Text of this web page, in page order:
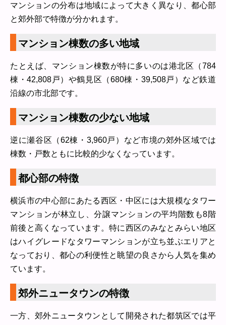
マンションの分布は地域によって大きく異なり、都心部
と郊外部で特徴が分かれます。
マンション棟数の多い地域
たとえば、マンション棟数が特に多いのは港北区（784
棟・42,808戸）や鶴見区（680棟・39,508戸）など鉄道
沿線の市北部です。
マンション棟数の少ない地域
逆に瀬谷区（62棟・3,960戸）など市境の郊外区域では
棟数・戸数ともに比較的少なくなっています。
都心部の特徴
横浜市の中心部にあたる西区・中区には大規模なタワー
マンションが林立し、分譲マンションの平均階数も8階
前後と高くなっています。特に西区のみなとみらい地区
はハイグレードなタワーマンションが立ち並ぶエリアと
なっており、都心の利便性と眺望の良さから人気を集め
ています。
郊外ニュータウンの特徴
一方、郊外ニュータウンとして開発された都筑区では平